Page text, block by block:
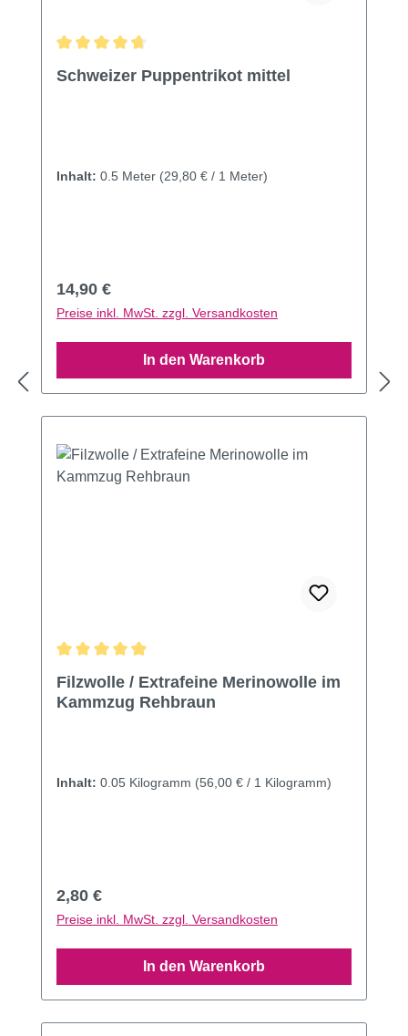
Schweizer Puppentrikot mittel
Inhalt: 0.5 Meter (29,80 € / 1 Meter)
Regulärer Preis:
14,90 €
Preise inkl. MwSt. zzgl. Versandkosten
In den Warenkorb
Filzwolle / Extrafeine Merinowolle im
Kammzug Rehbraun
Inhalt: 0.05 Kilogramm (56,00 € / 1 Kilogramm)
Regulärer Preis:
2,80 €
Preise inkl. MwSt. zzgl. Versandkosten
In den Warenkorb